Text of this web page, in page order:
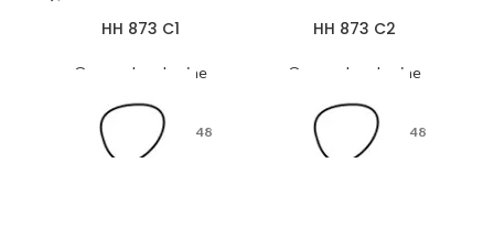
HH 873 C1
Oprawy korekcyjne
48
HH 873 C2
Oprawy korekcyjne
48